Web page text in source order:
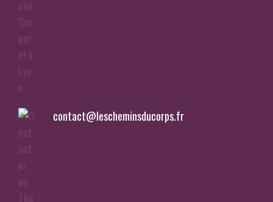
contact@lescheminsducorps.fr